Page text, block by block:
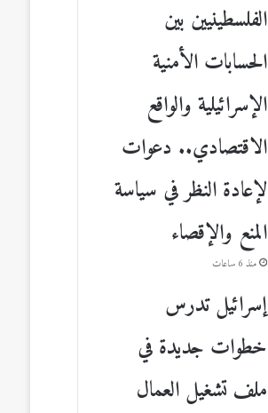
الفلسطينيين بين
الحسابات الأمنية
الإسرائيلية والواقع
الاقتصادي.. دعوات
لإعادة النظر في سياسة
المنع والإقصاء
منذ 6 ساعات
إسرائيل تدرس
خطوات جديدة في
ملف تشغيل العمال